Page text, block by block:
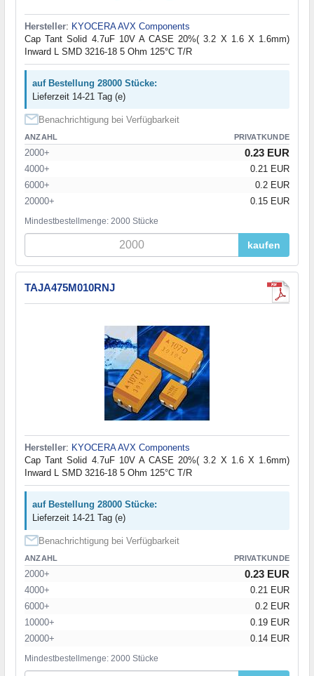
Hersteller: KYOCERA AVX Components
Cap Tant Solid 4.7uF 10V A CASE 20%( 3.2 X 1.6 X 1.6mm)
Inward L SMD 3216-18 5 Ohm 125°C T/R
auf Bestellung 28000 Stücke:
Lieferzeit 14-21 Tag (e)
Benachrichtigung bei Verfügbarkeit
ANZAHL PRIVATKUNDE
2000+ 0.23 EUR
4000+
0.21 EUR
6000+
0.2 EUR
20000+
0.15 EUR
Mindestbestellmenge: 2000 Stücke
kaufen
TAJA475M010RNJ
Hersteller: KYOCERA AVX Components
Cap Tant Solid 4.7uF 10V A CASE 20%( 3.2 X 1.6 X 1.6mm)
Inward L SMD 3216-18 5 Ohm 125°C T/R
auf Bestellung 28000 Stücke:
Lieferzeit 14-21 Tag (e)
Benachrichtigung bei Verfügbarkeit
ANZAHL PRIVATKUNDE
2000+ 0.23 EUR
4000+
0.21 EUR
6000+
0.2 EUR
10000+
0.19 EUR
20000+
0.14 EUR
Mindestbestellmenge: 2000 Stücke